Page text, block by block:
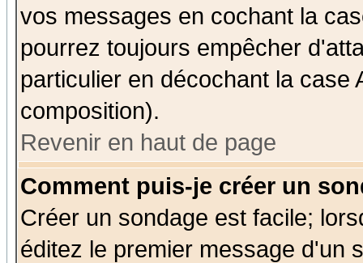
vos messages en cochant la
pourrez toujours empêcher
particulier en décochant la case
composition).
Revenir en haut de page
Comment puis-je créer un
Créer un sondage est facile;
éditez le premier message d'un